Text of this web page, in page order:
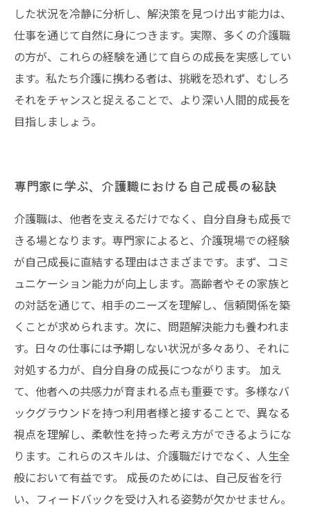
した状況を冷静に分析し、解決策を見つけ出す能力は、
仕事を通じて自然に身につきます。実際、多くの介護職
の方が、これらの経験を通じて自らの成長を実感してい
ます。私たち介護に携わる者は、挑戦を恐れず、むしろ
それをチャンスと捉えることで、より深い人間的成長を
目指しましょう。
専門家に学ぶ、介護職における自己成長の秘訣
介護職は、他者を支えるだけでなく、自分自身も成長で
きる場となります。専門家によると、介護現場での経験
が自己成長に直結する理由はさまざまです。まず、コミ
ュニケーション能力が向上します。高齢者やその家族と
の対話を通じて、相手のニーズを理解し、信頼関係を築
くことが求められます。次に、問題解決能力も養われま
す。日々の仕事には予期しない状況が多々あり、それに
対処する力が、自分自身の成長につながります。 加え
て、他者への共感力が育まれる点も重要です。多様なバ
ックグラウンドを持つ利用者様と接することで、異なる
視点を理解し、柔軟性を持った考え方ができるようにな
ります。これらのスキルは、介護職だけでなく、人生全
般において有益です。 成長のためには、自己反省を行
い、フィードバックを受け入れる姿勢が欠かせません。